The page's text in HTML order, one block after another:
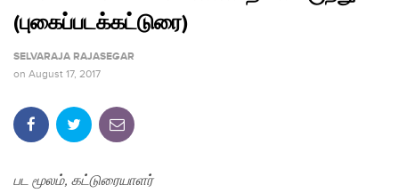
(புகைப்படக்கட்டுரை)
SELVARAJA RAJASEGAR
on August 17, 2017
பட மூலம், கட்டுரையாளர்